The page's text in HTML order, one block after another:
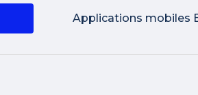
Applications mobiles